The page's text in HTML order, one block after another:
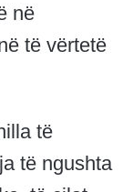
në
të vërtetë
të
të ngushta